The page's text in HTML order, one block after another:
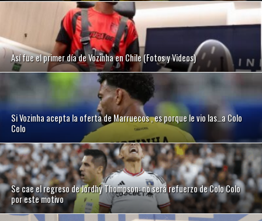
Así fue el primer día de Vozinha en Chile (Fotos y Videos)
Si Vozinha acepta la oferta de Marruecos , es porque le vio las…a Colo
Colo
Se cae el regreso de Jordhy Thompson: no será refuerzo de Colo Colo
por este motivo